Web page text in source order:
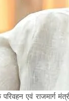
एवं राजमार्ग